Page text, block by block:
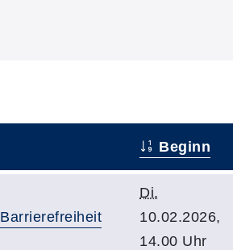
Beginn
Di.
10.02.2026,
14.00 Uhr